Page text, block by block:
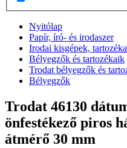
Nyitólap
Papír, író- és irodaszer
Irodai kisgépek,
Bélyegzők és tartozékaik
Trodat bélyegzők és
Bélyegzők
Trodat 46130
önfestékező piros
átmérő 30 mm